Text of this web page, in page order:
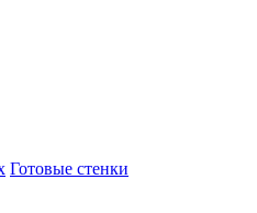
Готовые стенки